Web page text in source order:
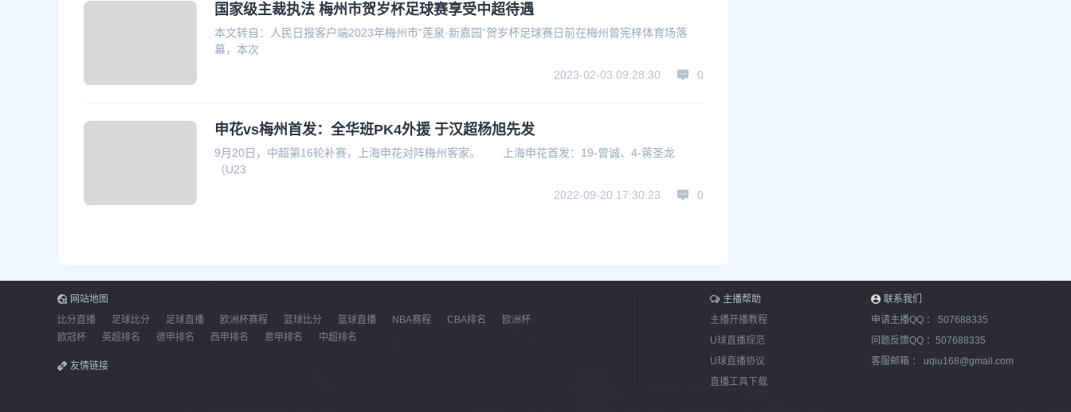
国家级主裁执法 梅州市贺岁杯足球赛享受中超待遇
本文转自：人民日报客户端2023年梅州市“莲泉·新嘉园”贺岁杯足球赛日前在梅州曾宪梓体育场落
幕，本次
2023-02-03 09:28:30
0
申花vs梅州首发：全华班PK4外援 于汉超杨旭先发
9月20日，中超第16轮补赛，上海申花对阵梅州客家。 上海申花首发：19-曾诚、4-蒋圣龙
（U23
2022-09-20 17:30:23
0
网站地图
比分直播
足球比分 足球直播 欧洲杯赛程 篮球比分 篮球直播 NBA赛程 CBA排名
欧洲杯
欧冠杯
英超排名 德甲排名 西甲排名 意甲排名 中超排名
友情链接
主播帮助
主播开播教程
U球直播规范
U球直播协议
直播工具下载
联系我们
申请主播QQ ： 507688335
问题反馈QQ ： 507688335
客服邮箱 ： uqiu168@gmail.com